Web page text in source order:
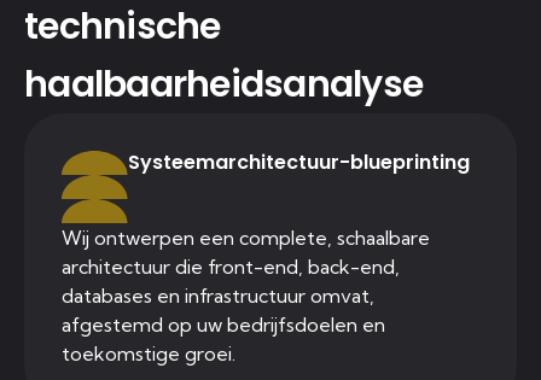
technische
haalbaarheidsanalyse
Systeemarchitectuur-blueprinting
Wij ontwerpen een complete, schaalbare
architectuur die front-end, back-end,
databases en infrastructuur omvat,
afgestemd op uw bedrijfsdoelen en
toekomstige groei.